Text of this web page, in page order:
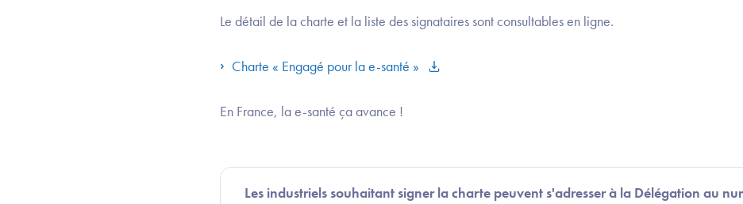
Le détail de la charte et la liste des signataires sont consultables en ligne.
Charte « Engagé pour la e-santé »
En France, la e-santé ça avance !
Les industriels souhaitant signer la charte peuvent s'adresser à la Délégation au